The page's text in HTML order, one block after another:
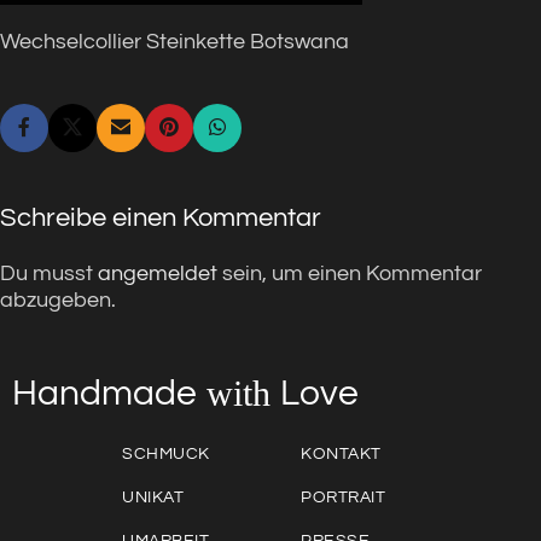
Wechselcollier Steinkette Botswana
Schreibe einen Kommentar
Du musst angemeldet sein, um einen Kommentar
abzugeben.
Handmade with Love
SCHMUCK
UNIKAT
KONTAKT
PORTRAIT